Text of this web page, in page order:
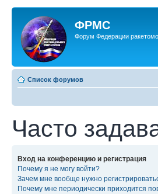
ФРМС
Форум Федерации
Список форумов
Часто
Вход на конференцию и регистрация
Почему я не могу войти?
Зачем мне вообще нужно
Почему мне периодически приходится